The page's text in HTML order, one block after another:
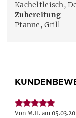
Kachelfleisch,
Zubereitung
Pfanne, Grill
Von M.H. am